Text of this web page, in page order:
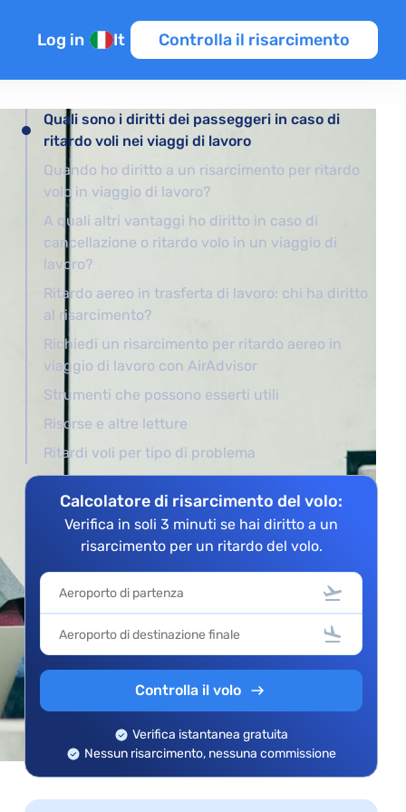
aereo
Log in It Controlla il risarcimento
Quali sono i diritti dei passeggeri in caso di
ritardo voli nei viaggi di lavoro
Quando ho diritto a un risarcimento per ritardo
volo in viaggio di lavoro?
A quali altri vantaggi ho diritto in caso di
cancellazione o ritardo volo in un viaggio di
lavoro?
Ritardo aereo in trasferta di lavoro: chi ha diritto
al risarcimento?
Richiedi un risarcimento per ritardo aereo in
viaggio di lavoro con AirAdvisor
Strumenti che possono esserti utili
Risorse e altre letture
Ritardi voli per tipo di problema
Calcolatore di risarcimento del volo:
Verifica in soli 3 minuti se hai diritto a un
risarcimento per un ritardo del volo.
Controlla il volo
Verifica istantanea gratuita
Nessun risarcimento, nessuna commissione